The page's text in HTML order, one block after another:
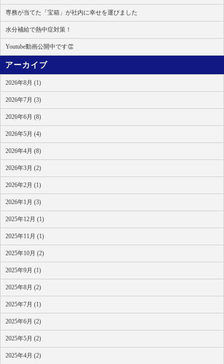
専務が当てた「宝箱」が社内に幸せを運びました
水分補給で熱中症対策！
Youtube動画公開中です👏
アーカイブ
2026年8月 (1)
2026年7月 (3)
2026年6月 (8)
2026年5月 (4)
2026年4月 (8)
2026年3月 (2)
2026年2月 (1)
2026年1月 (3)
2025年12月 (1)
2025年11月 (1)
2025年10月 (2)
2025年9月 (1)
2025年8月 (2)
2025年7月 (1)
2025年6月 (2)
2025年5月 (2)
2025年4月 (2)